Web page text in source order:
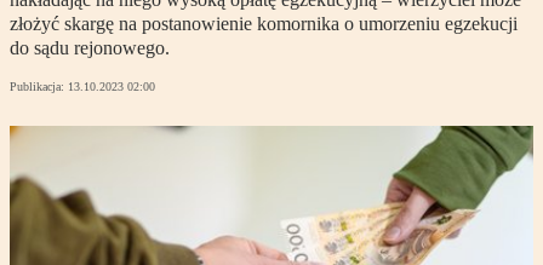
złożyć skargę na postanowienie komornika o umorzeniu egzekucji
do sądu rejonowego.
Publikacja: 13.10.2023 02:00